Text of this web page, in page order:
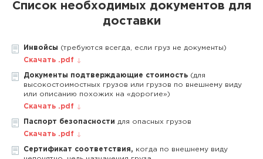
Список необходимых документов для
доставки
Инвойсы (требуются всегда, если груз не документы)
Скачать .pdf
Документы подтверждающие стоимость (для
высокостоимостных грузов или грузов по внешнему виду
или описанию похожих на «дорогие»)
Скачать .pdf
Паспорт безопасности для опасных грузов
Скачать .pdf
Сертификат соответствия, когда по внешнему виду